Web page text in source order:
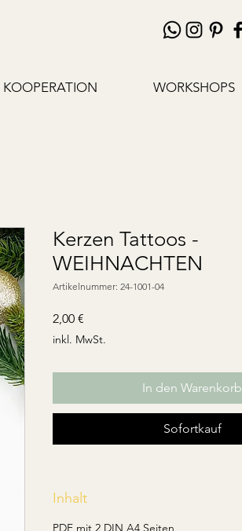
KOOPERATION WORKSHOPS
Kerzen Tattoos -
WEIHNACHTEN
Artikelnummer: 24-1001-04
2,00 €
inkl. MwSt.
In den Warenkorb
Sofortkauf
Inhalt